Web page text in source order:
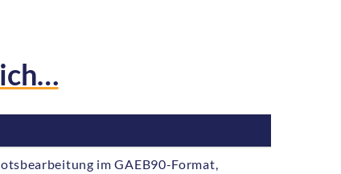
im GAEB90-Format,